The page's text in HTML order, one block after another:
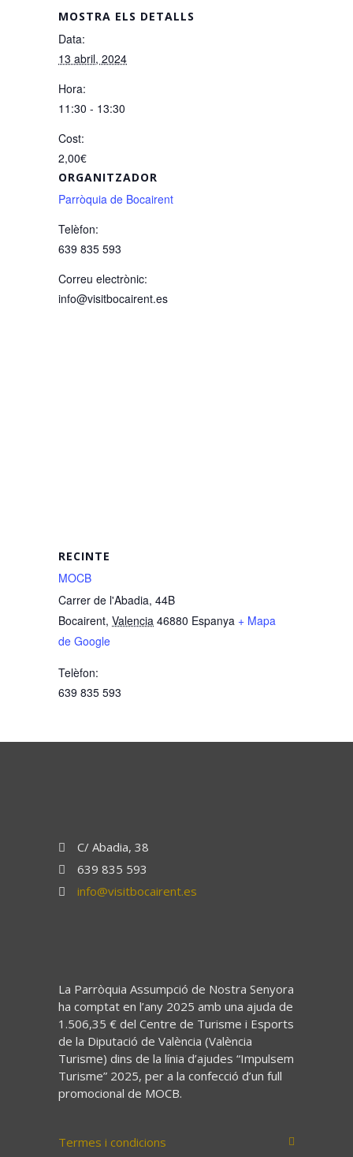
MOSTRA ELS DETALLS
Data:
13 abril, 2024
Hora:
11:30 - 13:30
Cost:
2,00€
ORGANITZADOR
Parròquia de Bocairent
Telèfon:
639 835 593
Correu electrònic:
info@visitbocairent.es
RECINTE
MOCB
Carrer de l'Abadia, 44B
Bocairent, Valencia 46880 Espanya + Mapa
de Google
Telèfon:
639 835 593
C/ Abadia, 38
639 835 593
info@visitbocairent.es
La Parròquia Assumpció de Nostra Senyora
ha comptat en l’any 2025 amb una ajuda de
1.506,35 € del Centre de Turisme i Esports
de la Diputació de València (València
Turisme) dins de la línia d’ajudes “Impulsem
Turisme” 2025, per a la confecció d’un full
promocional de MOCB.
Termes i condicions